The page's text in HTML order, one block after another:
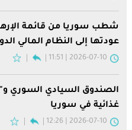
شطب سوريا من قائمة
عودتها إلى النظام المالي
2026-07-10 | 11:51
الصندوق السيادي السوري
غذائية في سوريا
2026-07-10 | 12:26